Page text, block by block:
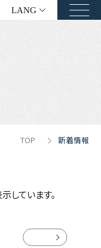
LANG
TOP 新着情報
ています。